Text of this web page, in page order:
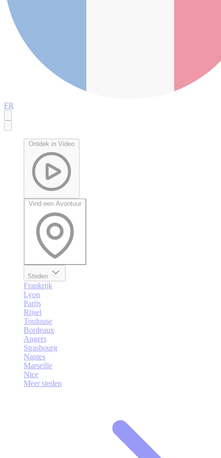
FR
Ontdek in Video
Vind een Avontuur
Steden
Frankrijk
Lyon
Parijs
Rijsel
Toulouse
Bordeaux
Angers
Strasbourg
Nantes
Marseille
Nice
Meer steden